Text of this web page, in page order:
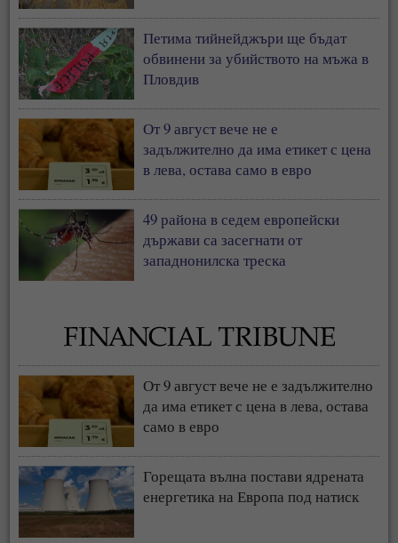
Петима тийнейджъри ще бъдат
обвинени за убийството на мъжа в
Пловдив
От 9 август вече не е
задължително да има етикет с цена
в лева, остава само в евро
49 района в седем европейски
държави са засегнати от
западнонилска треска
От 9 август вече не е задължително
да има етикет с цена в лева, остава
само в евро
Горещата вълна постави ядрената
енергетика на Европа под натиск